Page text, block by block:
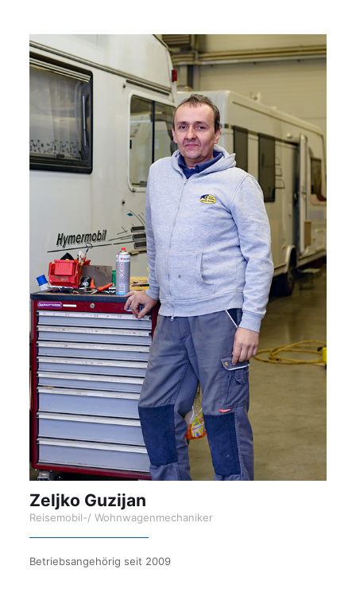
Zeljko Guzijan
Reisemobil-/ Wohnwagenmechaniker
Betriebsangehörig seit 2009